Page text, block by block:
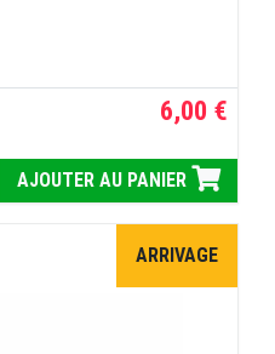
6,00 €
AJOUTER AU PANIER
ARRIVAGE